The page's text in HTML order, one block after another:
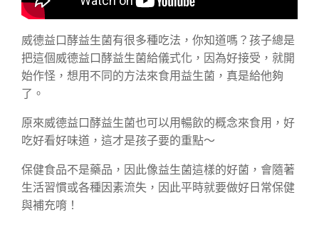
威德益口酵益生菌有很多種吃法，你知道嗎？孩子總是
把這個威德益口酵益生菌給儀式化，因為好接受，就開
始作怪，想用不同的方法來食用益生菌，真是給他夠
了。
原來威德益口酵益生菌也可以用暢飲的概念來食用，好
吃好看好味道，這才是孩子要的重點～
保健食品不是藥品，因此像益生菌這樣的好菌，會隨著
生活習慣或各種因素流失，因此平時就要做好日常保健
與補充唷！